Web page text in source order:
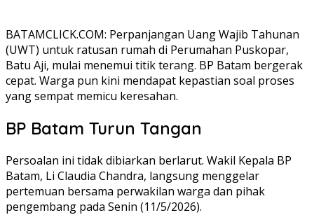
BATAMCLICK.COM: Perpanjangan Uang Wajib Tahunan
(UWT) untuk ratusan rumah di Perumahan Puskopar,
Batu Aji, mulai menemui titik terang. BP Batam bergerak
cepat. Warga pun kini mendapat kepastian soal proses
yang sempat memicu keresahan.
BP Batam Turun Tangan
Persoalan ini tidak dibiarkan berlarut. Wakil Kepala BP
Batam, Li Claudia Chandra, langsung menggelar
pertemuan bersama perwakilan warga dan pihak
pengembang pada Senin (11/5/2026).